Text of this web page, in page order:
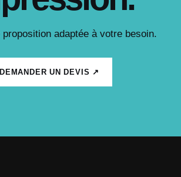
proposition adaptée à votre besoin.
DEMANDER UN DEVIS ↗